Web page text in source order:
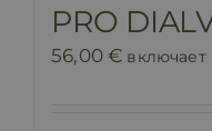
PRO
56,00€